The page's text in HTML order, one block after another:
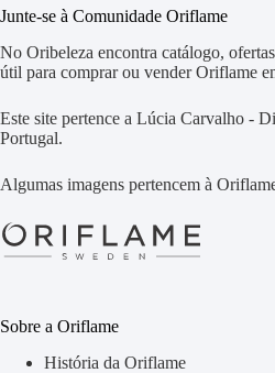
Junte-se à Comunidade Oriflame
No Oribeleza encontra catálogo,
útil para comprar ou vender Oriflame
Este site pertence a Lúcia Carvalho -
Portugal.
Algumas imagens pertencem à
Sobre a Oriflame
História da Oriflame